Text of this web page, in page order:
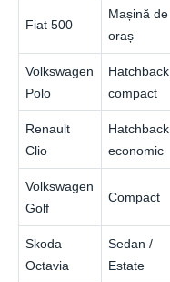
Fiat 500
Mașină de
oraș
Volkswagen
Polo
Hatchback
compact
Renault
Clio
Hatchback
economic
Volkswagen
Golf
Compact
Skoda
Octavia
Sedan /
Estate